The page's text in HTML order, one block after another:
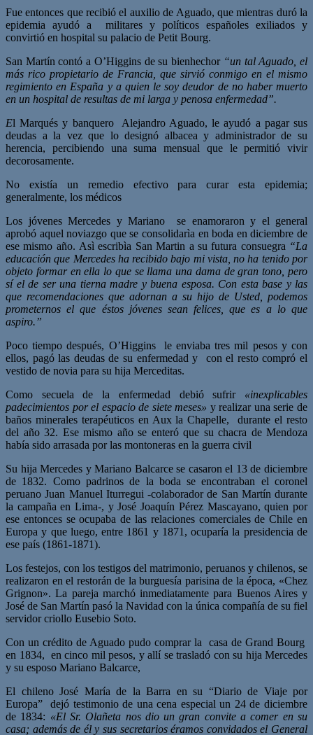
Fue entonces que recibió el auxilio de Aguado, que mientras duró la
epidemia ayudó a militares y políticos españoles exiliados y
convirtió en hospital su palacio de Petit Bourg.
San Martín contó a O’Higgins de su bienhechor “un tal Aguado, el
más rico propietario de Francia, que sirvió conmigo en el mismo
regimiento en España y a quien le soy deudor de no haber muerto
en un hospital de resultas de mi larga y penosa enfermedad”.
El Marqués y banquero Alejandro Aguado, le ayudó a pagar sus
deudas a la vez que lo designó albacea y administrador de su
herencia, percibiendo una suma mensual que le permitió vivir
decorosamente.
No existía un remedio efectivo para curar esta epidemia;
generalmente, los médicos
Los jóvenes Mercedes y Mariano se enamoraron y el general
aprobó aquel noviazgo que se consolidarìa en boda en diciembre de
ese mismo año. Asì escribìa San Martin a su futura consuegra “La
educación que Mercedes ha recibido bajo mi vista, no ha tenido por
objeto formar en ella lo que se llama una dama de gran tono, pero
sí el de ser una tierna madre y buena esposa. Con esta base y las
que recomendaciones que adornan a su hijo de Usted, podemos
prometernos el que éstos jóvenes sean felices, que es a lo que
aspiro.”
Poco tiempo después, O’Higgins le enviaba tres mil pesos y con
ellos, pagó las deudas de su enfermedad y con el resto compró el
vestido de novia para su hija Merceditas.
Como secuela de la enfermedad debió sufrir «inexplicables
padecimientos por el espacio de siete meses» y realizar una serie de
baños minerales terapéuticos en Aux la Chapelle, durante el resto
del año 32. Ese mismo año se enteró que su chacra de Mendoza
había sido arrasada por las montoneras en la guerra civil
Su hija Mercedes y Mariano Balcarce se casaron el 13 de diciembre
de 1832. Como padrinos de la boda se encontraban el coronel
peruano Juan Manuel Iturregui -colaborador de San Martín durante
la campaña en Lima-, y José Joaquín Pérez Mascayano, quien por
ese entonces se ocupaba de las relaciones comerciales de Chile en
Europa y que luego, entre 1861 y 1871, ocuparía la presidencia de
ese país (1861-1871).
Los festejos, con los testigos del matrimonio, peruanos y chilenos, se
realizaron en el restorán de la burguesía parisina de la época, «Chez
Grignon». La pareja marchó inmediatamente para Buenos Aires y
José de San Martín pasó la Navidad con la única compañía de su fiel
servidor criollo Eusebio Soto.
Con un crédito de Aguado pudo comprar la casa de Grand Bourg
en 1834, en cinco mil pesos, y allí se trasladó con su hija Mercedes
y su esposo Mariano Balcarce,
El chileno José María de la Barra en su “Diario de Viaje por
Europa” dejó testimonio de una cena especial un 24 de diciembre
de 1834: «El Sr. Olañeta nos dio un gran convite a comer en su
casa; además de él y sus secretarios éramos convidados el General